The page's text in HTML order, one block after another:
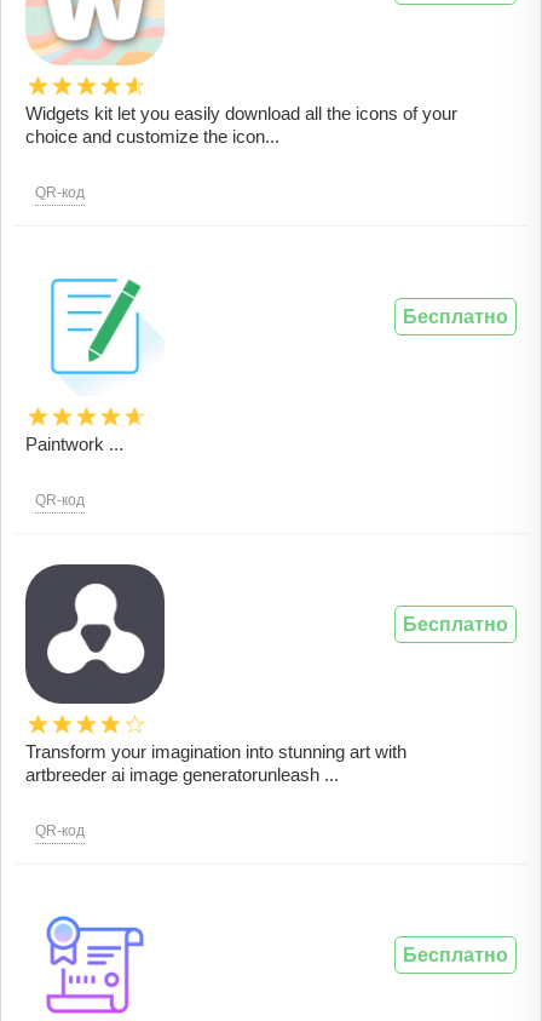
Widgets kit let you easily download all the icons of your
choice and customize the icon...
QR-код
Paintwork ...
QR-код
Бесплатно
Transform your imagination into stunning art with
artbreeder ai image generatorunleash ...
QR-код
Бесплатно
Бесплатно